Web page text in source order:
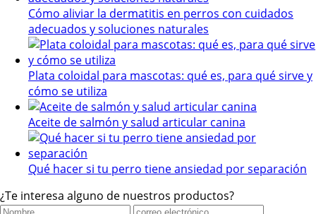
Cómo aliviar la dermatitis en perros con cuidados
adecuados y soluciones naturales
Plata coloidal para mascotas: qué es, para qué sirve y
cómo se utiliza
Aceite de salmón y salud articular canina
Qué hacer si tu perro tiene ansiedad por separación
¿Te interesa alguno de nuestros productos?